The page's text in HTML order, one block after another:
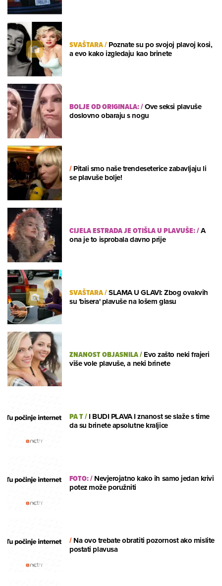
SVAŠTARA/Poznate su po svojoj plavoj kosi,
a evo kako izgledaju kao brinete
BOLJE OD ORIGINALA:/Ove seksi plavuše
doslovno obaraju s nogu
/Pitali smo naše trendeseterice zabavljaju li
se plavuše bolje!
CIJELA ESTRADA JE OTIŠLA U PLAVUŠE:/A
ona je to isprobala davno prije
SVAŠTARA/SLAMA U GLAVI: Zbog ovakvih
su 'bisera' plavuše na lošem glasu
ZNANOST OBJASNILA/Evo zašto neki frajeri
više vole plavuše, a neki brinete
PA T/I BUDI PLAVA I znanost se slaže s time
da su brinete apsolutne kraljice
FOTO:/Nevjerojatno kako ih samo jedan krivi
potez može poružniti
/Na ovo trebate obratiti pozornost ako mislite
postati plavusa